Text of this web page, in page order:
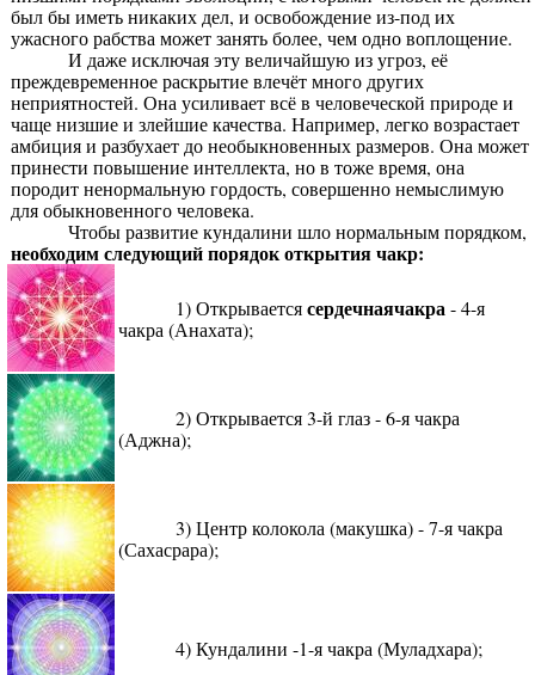
был бы иметь никаких дел, и освобождение из-под их
ужасного рабства может занять более, чем одно воплощение.
И даже исключая эту величайшую из угроз, её
преждевременное раскрытие влечёт много других
неприятностей. Она усиливает всё в человеческой природе и
чаще низшие и злейшие качества. Например, легко возрастает
амбиция и разбухает до необыкновенных размеров. Она может
принести повышение интеллекта, но в тоже время, она
породит ненормальную гордость, совершенно немыслимую
для обыкновенного человека.
Чтобы развитие кундалини шло нормальным порядком,
необходим следующий порядок открытия чакр:
1) Открываетсясердечнаячакра- 4-я
чакра (Анахата);
2) Открывается 3-й глаз - 6-я чакра
(Аджна);
3) Центр колокола (макушка) - 7-я чакра
(Сахасрара);
4) Кундалини -1-я чакра (Муладхара);